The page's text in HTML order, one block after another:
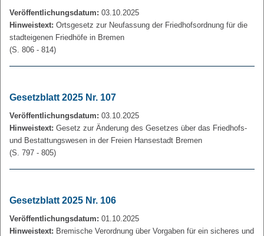
Veröffentlichungsdatum: 03.10.2025
Hinweistext: Ortsgesetz zur Neufassung der Friedhofsordnung für die
stadteigenen Friedhöfe in Bremen
(S. 806 - 814)
Gesetzblatt 2025 Nr. 107
Veröffentlichungsdatum: 03.10.2025
Hinweistext: Gesetz zur Änderung des Gesetzes über das Friedhofs-
und Bestattungswesen in der Freien Hansestadt Bremen
(S. 797 - 805)
Gesetzblatt 2025 Nr. 106
Veröffentlichungsdatum: 01.10.2025
Hinweistext: Bremische Verordnung über Vorgaben für ein sicheres und